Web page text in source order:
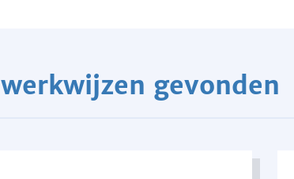
gevonden